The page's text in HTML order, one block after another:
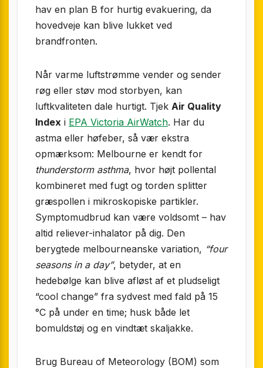
hav en plan B for hurtig evakuering, da
hovedveje kan blive lukket ved
brandfronten.
Når varme luftstrømme vender og sender
røg eller støv mod storbyen, kan
luftkvaliteten dale hurtigt. Tjek Air Quality
Index i EPA Victoria AirWatch. Har du
astma eller høfeber, så vær ekstra
opmærksom: Melbourne er kendt for
thunderstorm asthma, hvor højt pollental
kombineret med fugt og torden splitter
græspollen i mikroskopiske partikler.
Symptomudbrud kan være voldsomt – hav
altid reliever-inhalator på dig. Den
berygtede melbourneanske variation, “four
seasons in a day”, betyder, at en
hedebølge kan blive afløst af et pludseligt
“cool change” fra sydvest med fald på 15
°C på under en time; husk både let
bomuldstøj og en vindtæt skaljakke.
Brug Bureau of Meteorology (BOM) som